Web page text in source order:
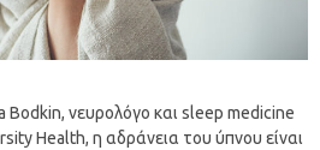
νευρολόγο και sleep medicine
Health, η αδράνεια του ύπνου είναι